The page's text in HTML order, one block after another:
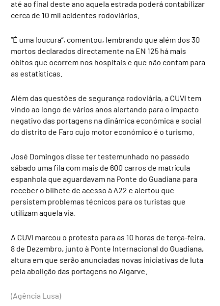
até ao final deste ano aquela estrada poderá contabilizar
cerca de 10 mil acidentes rodoviários.
“É uma loucura”, comentou, lembrando que além dos 30
mortos declarados directamente na EN 125 há mais
óbitos que ocorrem nos hospitais e que não contam para
as estatísticas.
Além das questões de segurança rodoviária, a CUVI tem
vindo ao longo de vários anos alertando para o impacto
negativo das portagens na dinâmica económica e social
do distrito de Faro cujo motor económico é o turismo.
José Domingos disse ter testemunhado no passado
sábado uma fila com mais de 600 carros de matrícula
espanhola que aguardavam na Ponte do Guadiana para
receber o bilhete de acesso à A22 e alertou que
persistem problemas técnicos para os turistas que
utilizam aquela via.
A CUVI marcou o protesto para as 10 horas de terça-feira,
8 de Dezembro, junto à Ponte Internacional do Guadiana,
altura em que serão anunciadas novas iniciativas de luta
pela abolição das portagens no Algarve.
(Agência Lusa)